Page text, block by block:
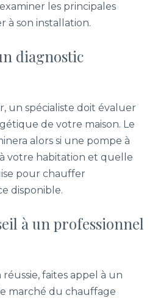
les principales
à son installation.
diagnostic
un spécialiste doit évaluer
de votre maison. Le
alors si une pompe à
votre habitation et quelle
pour chauffer
disponible.
à un professionnel
faites appel à un
marché du chauffage